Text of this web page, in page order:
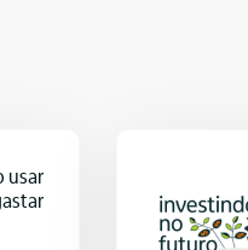
usar